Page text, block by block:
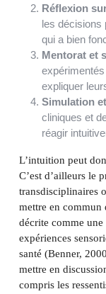
Réflexion
les décisions
qui a bien
Mentorat et
expliquer
Simulation
cliniques et
réagir
L’intuition peut
C’est d’ailleurs le
transdisciplinaires
mettre en commun
décrite comme
expériences
santé (Benner,
mettre en
compris les